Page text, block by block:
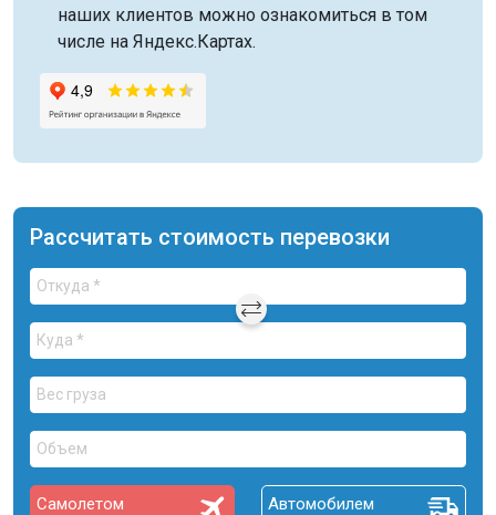
наших клиентов можно ознакомиться в том
числе на Яндекс.Картах.
Рассчитать стоимость перевозки
Самолетом Автомобилем